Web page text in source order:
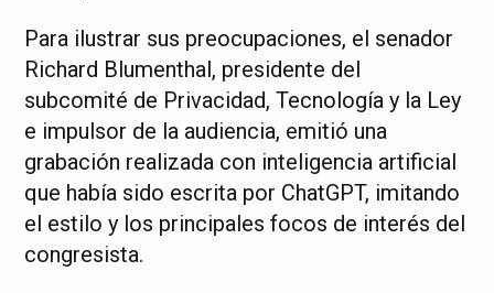
Para ilustrar sus preocupaciones, el senador
Richard Blumenthal, presidente del
subcomité de Privacidad, Tecnología y la Ley
e impulsor de la audiencia, emitió una
grabación realizada con inteligencia artificial
que había sido escrita por ChatGPT, imitando
el estilo y los principales focos de interés del
congresista.